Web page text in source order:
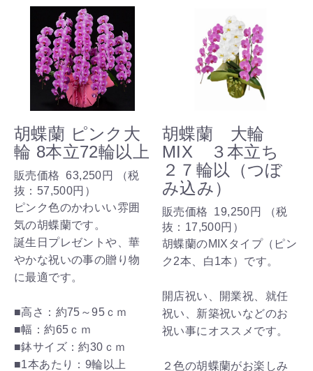
胡蝶蘭 ピンク大
輪 8本立72輪以上
販売価格 63,250円
（税
抜： 57,500円 ）
ピンク色のかわいい雰囲
気の胡蝶蘭です。
誕生日プレゼントや、華
やかな祝いの事の贈り物
に最適です。
■高さ：約75～95ｃｍ
■幅：約65ｃｍ
■鉢サイズ：約30ｃｍ
■1本あたり：9輪以上
胡蝶蘭 大輪
MIX ３本立ち
２７輪以（つぼ
み込み）
販売価格 19,250円
（税
抜： 17,500円 ）
胡蝶蘭のMIXタイプ（ピン
ク2本、白1本）です。
開店祝い、開業祝、就任
祝い、新築祝いなどのお
祝い事にオススメです。
２色の胡蝶蘭がお楽しみ